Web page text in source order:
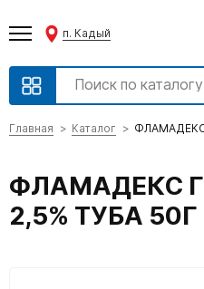
п. Кадый
Главная Каталог ФЛАМАДЕКС
ФЛАМАДЕКС
2,5% ТУБА 50Г